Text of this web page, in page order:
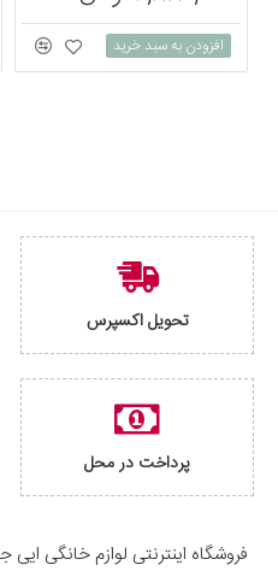
افزودن به سبد خرید
تحویل اکسپرس
پرداخت در محل
فروشگاه اینترنتی لوازم خانگی ایی